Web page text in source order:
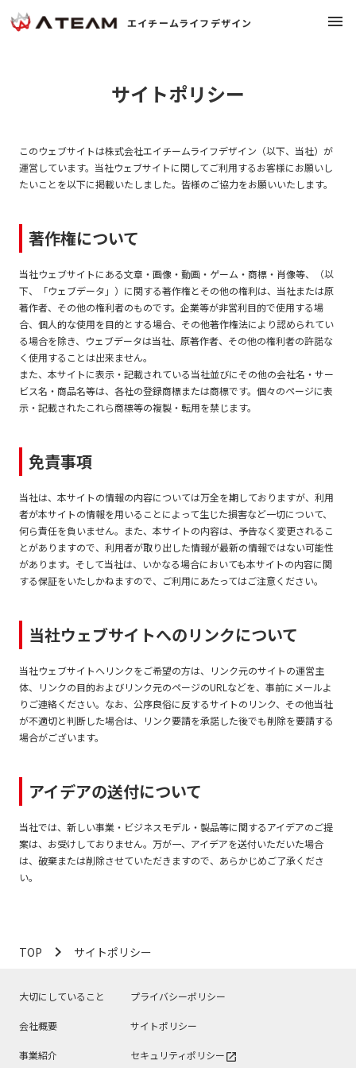
エイチームライフデザイン menu
事業紹介 chevron_right
ニュース
採用情報open_in_new chevron_right
お問い合わせopen_in_new chevron_right
サイトポリシー
このウェブサイトは株式会社エイチームライフデザイン（以下、当社）が
運営しています。当社ウェブサイトに関してご利用するお客様にお願いし
たいことを以下に掲載いたしました。皆様のご協力をお願いいたします。
著作権について
当社ウェブサイトにある文章・画像・動画・ゲーム・商標・肖像等、（以
下、「ウェブデータ」）に関する著作権とその他の権利は、当社または原
著作者、その他の権利者のものです。企業等が非営利目的で使用する場
合、個人的な使用を目的とする場合、その他著作権法により認められてい
る場合を除き、ウェブデータは当社、原著作者、その他の権利者の許諾な
く使用することは出来ません。
また、本サイトに表示・記載されている当社並びにその他の会社名・サー
ビス名・商品名等は、各社の登録商標または商標です。個々のページに表
示・記載されたこれら商標等の複製・転用を禁じます。
免責事項
当社は、本サイトの情報の内容については万全を期しておりますが、利用
者が本サイトの情報を用いることによって生じた損害など一切について、
何ら責任を負いません。また、本サイトの内容は、予告なく変更されるこ
とがありますので、利用者が取り出した情報が最新の情報ではない可能性
があります。そして当社は、いかなる場合においても本サイトの内容に関
する保証をいたしかねますので、ご利用にあたってはご注意ください。
当社ウェブサイトへのリンクについて
当社ウェブサイトへリンクをご希望の方は、リンク元のサイトの運営主
体、リンクの目的およびリンク元のページのURLなどを、事前にメールよ
りご連絡ください。なお、公序良俗に反するサイトのリンク、その他当社
が不適切と判断した場合は、リンク要請を承諾した後でも削除を要請する
場合がございます。
アイデアの送付について
当社では、新しい事業・ビジネスモデル・製品等に関するアイデアのご提
案は、お受けしておりません。万が一、アイデアを送付いただいた場合
は、破棄または削除させていただきますので、あらかじめご了承くださ
い。
TOP navigate_next サイトポリシー
大切にしていること
会社概要
事業紹介
プライバシーポリシー
サイトポリシー
セキュリティポリシーopen_in_new